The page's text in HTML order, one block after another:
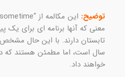
توضیح:
معنی که آنها برنامه ای برای
تابستان دارند. با این حال
سال است، اما مطمئن هستند که در
خواهند داد.